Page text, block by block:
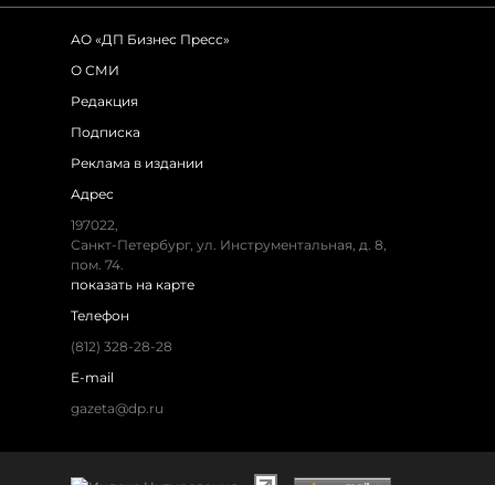
АО «ДП Бизнес Пресс»
О СМИ
Редакция
Подписка
Реклама в издании
Адрес
197022,
Санкт-Петербург, ул. Инструментальная, д. 8,
пом. 74.
показать на карте
Телефон
(812) 328-28-28
E-mail
gazeta@dp.ru